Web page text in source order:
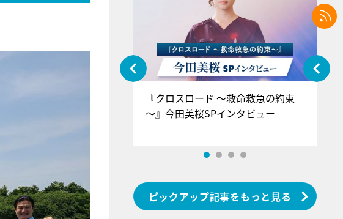
『クロスロード ～救命救急の約束
～』今田美桜SPインタビュー
ピックアップ記事をもっと見る